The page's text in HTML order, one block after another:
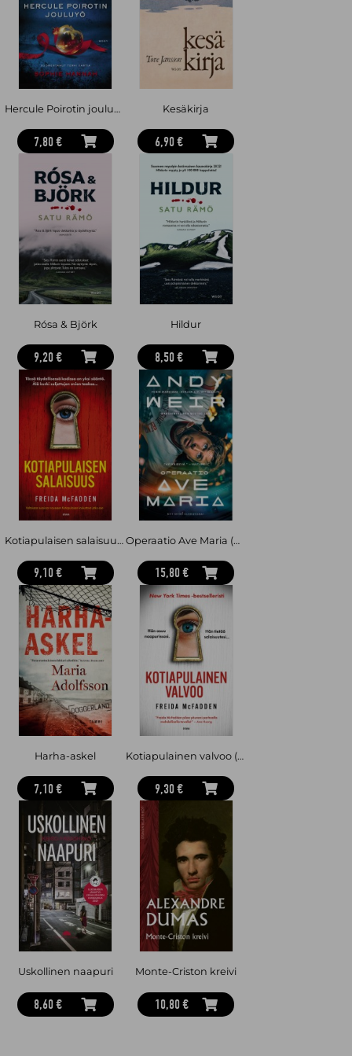
Hercule Poirotin jouluyö
7,80 €
Kesäkirja
6,90 €
Rósa & Björk
9,20 €
Hildur
8,50 €
Kotiapulaisen salaisuus (pokkari)
9,10 €
Operaatio Ave Maria (pokkari)
15,80 €
Harha-askel
7,10 €
Kotiapulainen valvoo (pokkari)
9,30 €
Uskollinen naapuri
8,60 €
Monte-Criston kreivi
10,80 €